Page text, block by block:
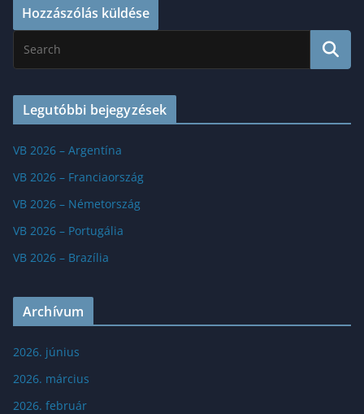
Legutóbbi bejegyzések
VB 2026 – Argentína
VB 2026 – Franciaország
VB 2026 – Németország
VB 2026 – Portugália
VB 2026 – Brazília
Archívum
2026. június
2026. március
2026. február